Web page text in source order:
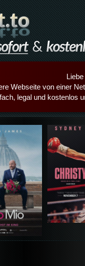
Webseite von einer
legal und kostenlos